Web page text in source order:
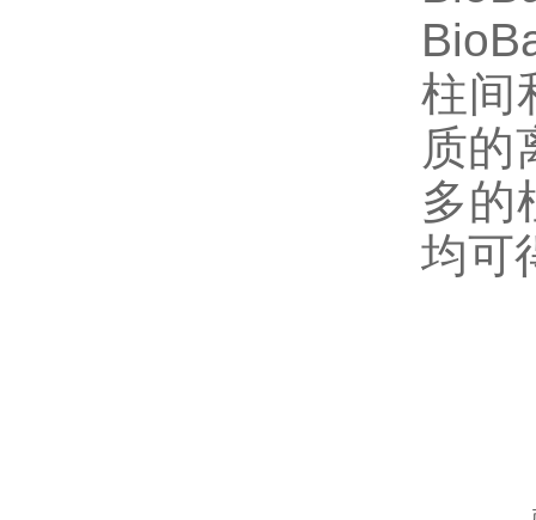
柱间
质的
多的
均可